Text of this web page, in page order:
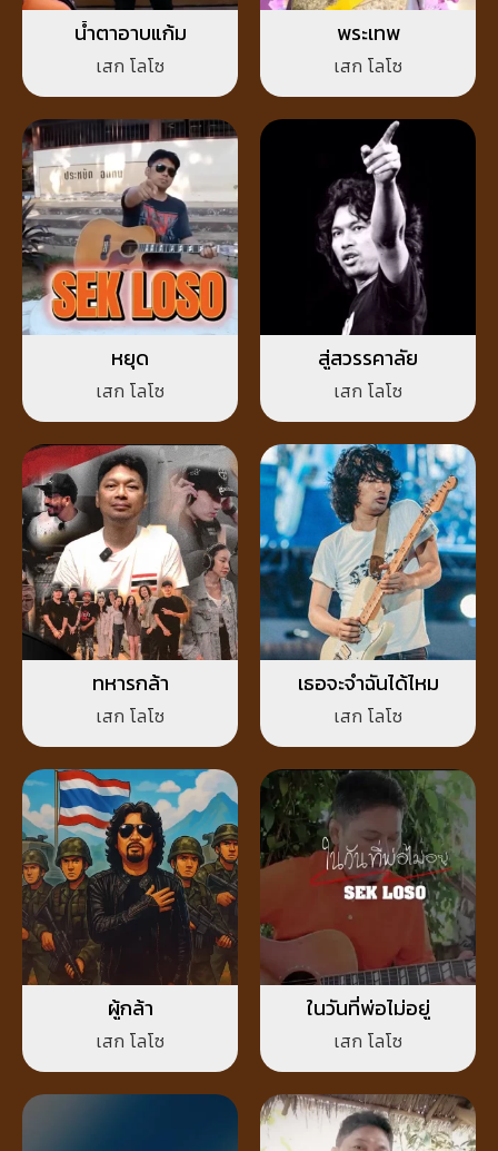
น้ำตาอาบแก้ม
เสก โลโซ
พระเทพ
เสก โลโซ
หยุด
เสก โลโซ
สู่สวรรคาลัย
เสก โลโซ
ทหารกล้า
เสก โลโซ
เธอจะจำฉันได้ไหม
เสก โลโซ
ผู้กล้า
เสก โลโซ
ในวันที่พ่อไม่อยู่
เสก โลโซ